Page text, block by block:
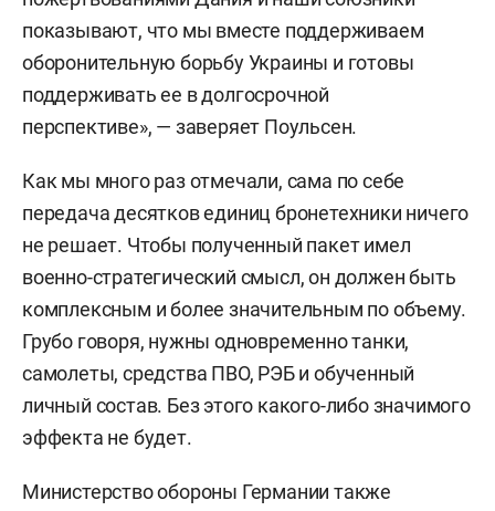
показывают, что мы вместе поддерживаем
оборонительную борьбу Украины и готовы
поддерживать ее в долгосрочной
перспективе», — заверяет Поульсен.
Как мы много раз отмечали, сама по себе
передача десятков единиц бронетехники ничего
не решает. Чтобы полученный пакет имел
военно-стратегический смысл, он должен быть
комплексным и более значительным по объему.
Грубо говоря, нужны одновременно танки,
самолеты, средства ПВО, РЭБ и обученный
личный состав. Без этого какого-либо значимого
эффекта не будет.
Министерство обороны Германии также